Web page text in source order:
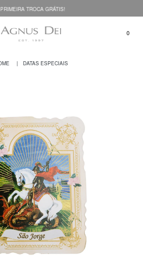
PRIMEIRA TROCA GRÁTIS!
DATAS ESPECIAIS